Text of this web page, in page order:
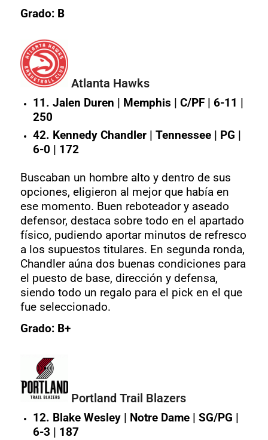
Grado: B
Atlanta Hawks
11. Jalen Duren | Memphis | C/PF | 6-11 |
250
42. Kennedy Chandler | Tennessee | PG |
6-0 | 172
Buscaban un hombre alto y dentro de sus
opciones, eligieron al mejor que había en
ese momento. Buen reboteador y aseado
defensor, destaca sobre todo en el apartado
físico, pudiendo aportar minutos de refresco
a los supuestos titulares. En segunda ronda,
Chandler aúna dos buenas condiciones para
el puesto de base, dirección y defensa,
siendo todo un regalo para el pick en el que
fue seleccionado.
Grado: B+
Portland Trail Blazers
12. Blake Wesley | Notre Dame | SG/PG |
6-3 | 187